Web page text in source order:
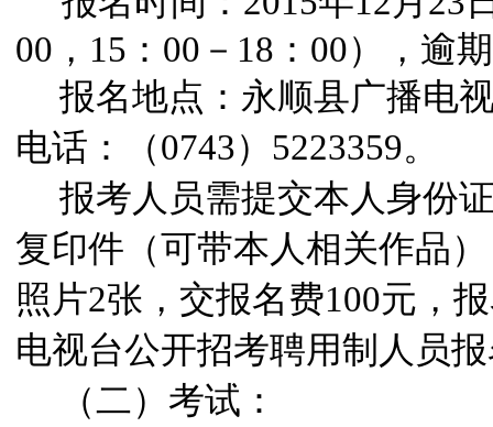
00，15：00－18：00），逾
报名地点：永顺县广播电
电话：（0743）5223359。
报考人员需提交本人身份
复印件（可带本人相关作品
照片2张，交报名费100元，
电视台公开招考聘用制人员
（二）考试：